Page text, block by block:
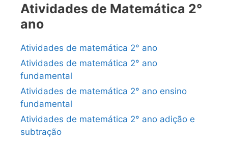
Atividades de Matemática 2°
ano
Atividades de matemática 2° ano
Atividades de matemática 2° ano
fundamental
Atividades de matemática 2° ano ensino
fundamental
Atividades de matemática 2° ano adição e
subtração